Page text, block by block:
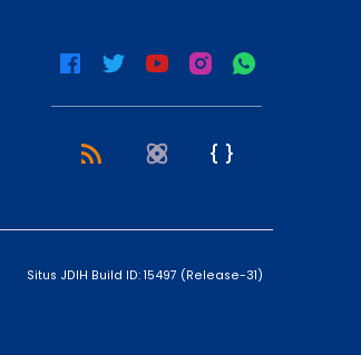
Situs JDIH Build ID: 15497 (Release-31)